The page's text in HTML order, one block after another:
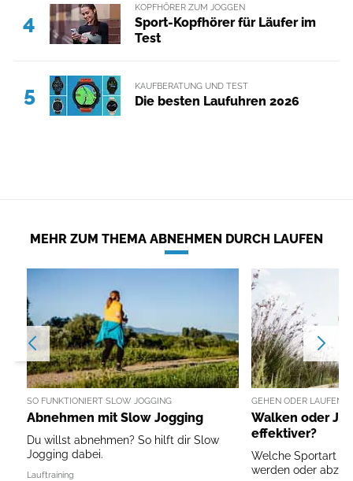
4
KOPFHÖRER ZUM JOGGEN
Sport-Kopfhörer für Läufer im
Test
5 KAUFBERATUNG UND TEST
Die besten Laufuhren 2026
MEHR ZUM THEMA ABNEHMEN DURCH LAUFEN
SO FUNKTIONIERT SLOW JOGGING
Abnehmen mit Slow Jogging
Du willst abnehmen? So hilft dir Slow
Jogging dabei.
Lauftraining
GEHEN ODER LAUFEN
Walken oder
effektiver?
Welche Sportart
werden oder